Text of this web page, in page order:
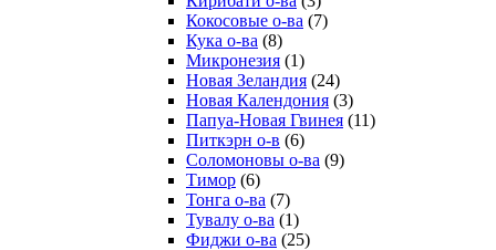
Кокосовые о-ва (7)
Кука о-ва (8)
Микронезия (1)
Новая Зеландия (24)
Новая Календония (3)
Папуа-Новая Гвинея (11)
Питкэрн о-в (6)
Соломоновы о-ва (9)
Тимор (6)
Тонга о-ва (7)
Тувалу о-ва (1)
Фиджи о-ва (25)